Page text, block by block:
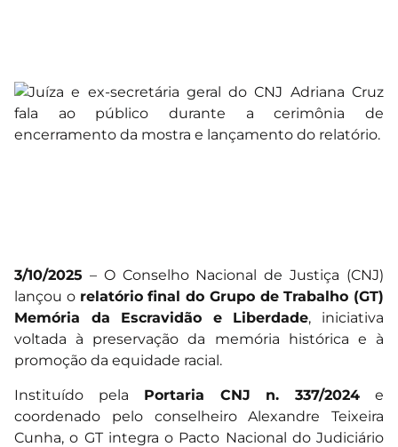
3/10/2025 – O Conselho Nacional de Justiça (CNJ)
lançou o relatório final do Grupo de Trabalho (GT)
Memória da Escravidão e Liberdade, iniciativa
voltada à preservação da memória histórica e à
promoção da equidade racial.
Instituído pela Portaria CNJ n. 337/2024 e
coordenado pelo conselheiro Alexandre Teixeira
Cunha, o GT integra o Pacto Nacional do Judiciário